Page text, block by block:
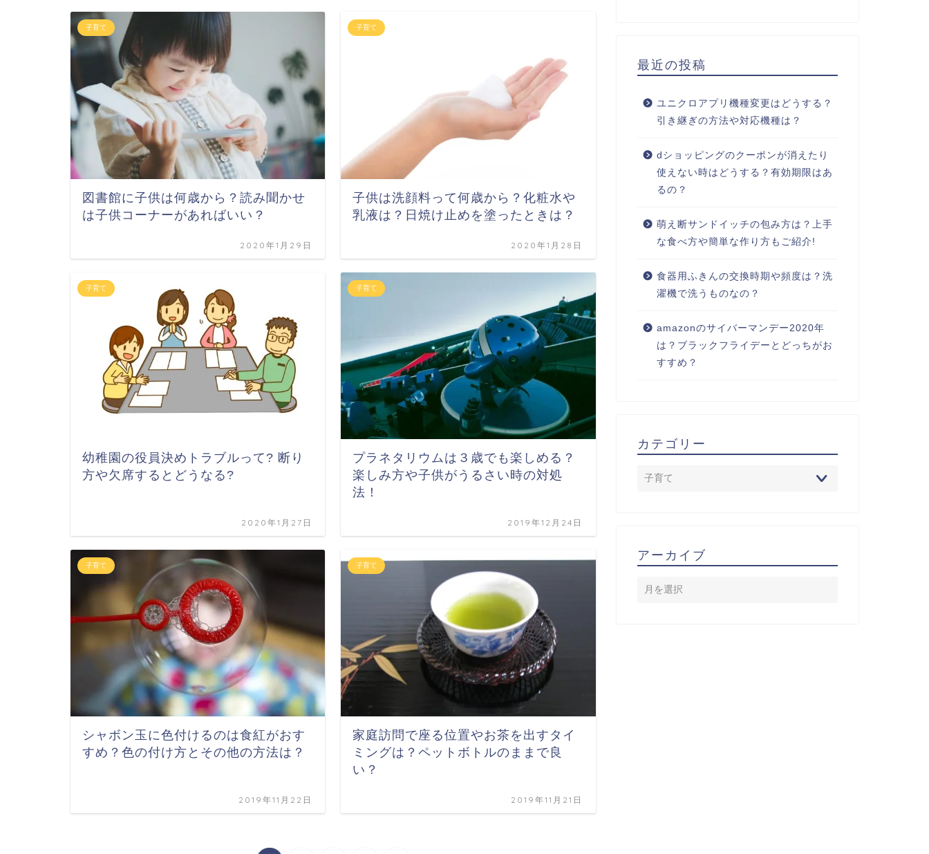
子育て
図書館に子供は何歳から？読み聞かせ
は子供コーナーがあればいい？
2020年1月29日
子育て
子供は洗顔料って何歳から？化粧水や
乳液は？日焼け止めを塗ったときは？
2020年1月28日
子育て
幼稚園の役員決めトラブルって? 断り
方や欠席するとどうなる?
2020年1月27日
子育て
プラネタリウムは３歳でも楽しめる？
楽しみ方や子供がうるさい時の対処
法！
2019年12月24日
子育て
シャボン玉に色付けるのは食紅がおす
すめ？色の付け方とその他の方法は？
2019年11月22日
子育て
家庭訪問で座る位置やお茶を出すタイ
ミングは？ペットボトルのままで良
い？
2019年11月21日
最近の投稿
ユニクロアプリ機種変更はどうする？
引き継ぎの方法や対応機種は？
dショッピングのクーポンが消えたり
使えない時はどうする？有効期限はあ
るの？
萌え断サンドイッチの包み方は？上手
な食べ方や簡単な作り方もご紹介!
食器用ふきんの交換時期や頻度は？洗
濯機で洗うものなの？
amazonのサイバーマンデー2020年
は？ブラックフライデーとどっちがお
すすめ？
カテゴリー
アーカイブ